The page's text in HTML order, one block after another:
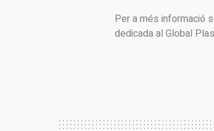
Per a més informació
dedicada al Global